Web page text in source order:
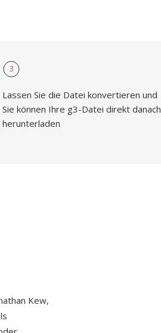
3
Lassen Sie die Datei konvertieren und
Sie können Ihre g3-Datei direkt danach
herunterladen
Kew,